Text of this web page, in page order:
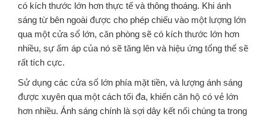
có kích thước lớn hơn thực tế và thông thoáng. Khi ánh
sáng từ bên ngoài được cho phép chiếu vào một lượng lớn
qua một cửa sổ lớn, căn phòng sẽ có kích thước lớn hơn
nhiều, sự ấm áp của nó sẽ tăng lên và hiệu ứng tổng thể sẽ
rất tích cực.
Sử dụng các cửa sổ lớn phía mặt tiền, và lượng ánh sáng
được xuyên qua một cách tối đa, khiến căn hộ có vẻ lớn
hơn nhiều. Ánh sáng chính là sợi dây kết nối chúng ta trong